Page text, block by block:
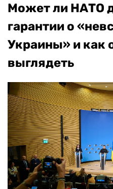
Может ли НАТО
гарантии о
Украины» и как
выглядеть